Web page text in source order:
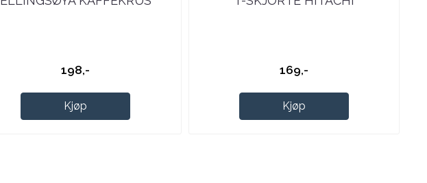
198,-
Kjøp
169,-
Kjøp